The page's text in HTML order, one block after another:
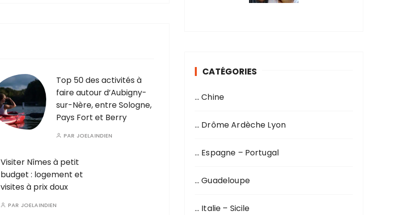
Top 50 des activités à
faire autour d’Aubigny-
sur-Nère, entre Sologne,
Pays Fort et Berry
PAR JOELAINDIEN
Visiter Nîmes à petit
budget : logement et
visites à prix doux
PAR JOELAINDIEN
CATÉGORIES
… Chine
… Drôme Ardèche Lyon
… Espagne – Portugal
… Guadeloupe
… Italie – Sicile